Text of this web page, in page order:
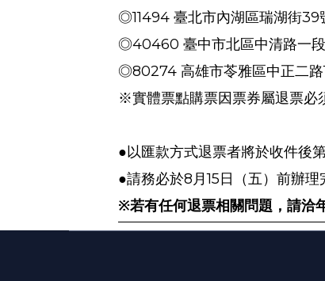
◎11494 臺北市內湖區瑞湖街39
◎40460 臺中市北區中清路一段
◎80274 高雄市苓雅區中正二路
※實體票點購票因票券屬退票必
●以匯款方式退票者將於收件後
●請務必於8 月15 日（五）前辦理
※若有任何退票相關問題，請洽